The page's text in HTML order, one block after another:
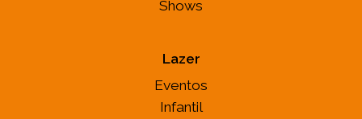
Shows
Lazer
Eventos
Infantil